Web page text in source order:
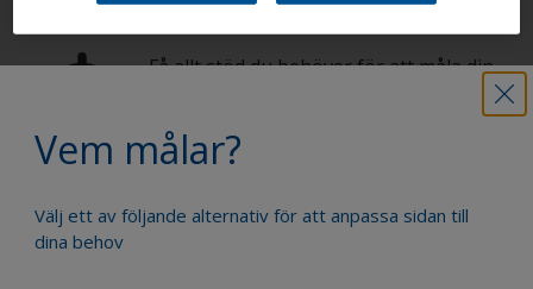
Vem målar?
Välj ett av följande alternativ för att anpassa sidan till
dina behov
Få allt stöd du behöver för att måla din
Dra nytta av vår kontinuerliga
innovation och vetenskapliga expertis